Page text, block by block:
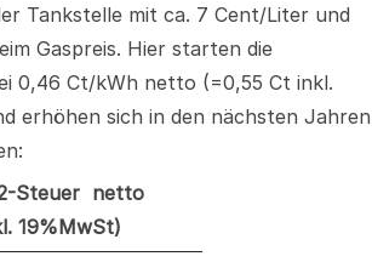
Tankstelle mit ca. 7 Cent/Liter und
Gaspreis. Hier starten die
0,46 Ct/kWh netto (=0,55 Ct inkl.
erhöhen sich in den nächsten Jahren
Steuer netto
19%MwSt)